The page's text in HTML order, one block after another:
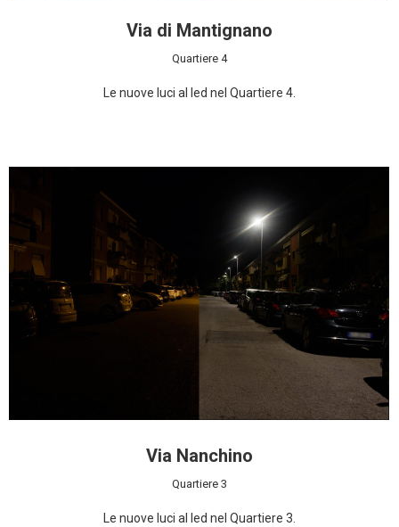
Via di Mantignano
Quartiere 4
Le nuove luci al led nel Quartiere 4.
Via Nanchino
Quartiere 3
Le nuove luci al led nel Quartiere 3.